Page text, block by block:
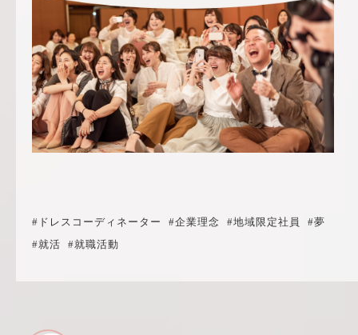
#ドレスコーディネーター #企業理念 #地域限定社員
#夢
#就活
#就職活動